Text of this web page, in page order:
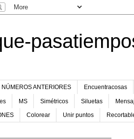
NÚMEROS ANTERIORES Encuentracosas
MS Simétricos Siluetas
Colorear Unir puntos